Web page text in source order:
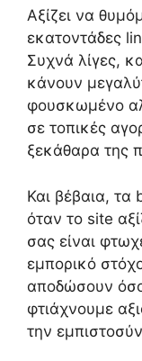
Αξίζει να
εκατοντάδες
Συχνά λίγες,
κάνουν
φουσκωμένο
σε τοπικές
ξεκάθαρα της
Και βέβαια, τα
όταν το site
σας είναι
εμπορικό
αποδώσουν
φτιάχνουμε
την